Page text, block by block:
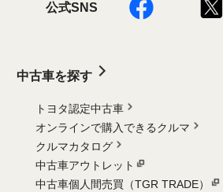
公式SNS
中古車を探す
トヨタ認定中古車
オンラインで購入できるクルマ
クルマカタログ
中古車アウトレット
中古車個人間売買（TGR TRADE）